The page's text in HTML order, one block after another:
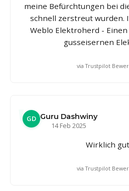
meine Befürchtungen bei
schnell zerstreut wurden.
Weblo Elektroherd -
gusseisernen
via Trustpilot
GD Guru Dashwiny
14 Feb 2025
Wirklich
via Trustpilot